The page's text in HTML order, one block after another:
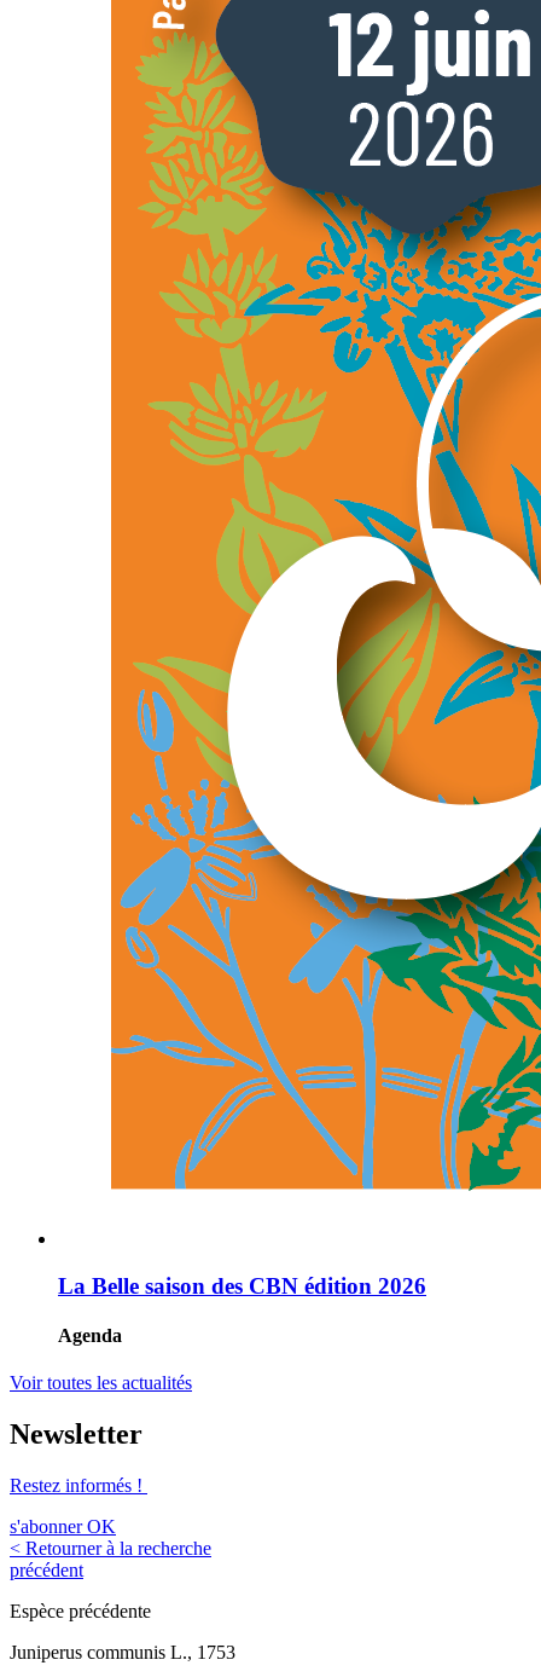
La Belle saison des CBN édition 2026
Agenda
Voir toutes les actualités
Newsletter
Restez informés !
s'abonner OK
< Retourner à la recherche
précédent
Espèce précédente
Juniperus communis L., 1753